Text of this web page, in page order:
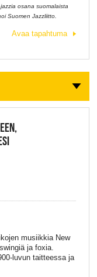
osana suomalaista
Suomen Jazzliitto.
Avaa tapahtuma
musiikkia New
ja foxia.
luvun taitteessa ja